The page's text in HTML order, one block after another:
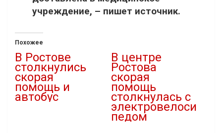
учреждение, – пишет источник.
Похожее
В Ростове
столкнулись
скорая
помощь и
автобус
В центре
Ростова
скорая
помощь
столкнулась с
электровелоси
педом